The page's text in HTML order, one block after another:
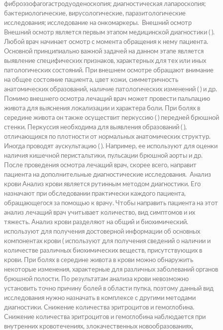
фиброэзофагогастродуоденоскопия; диагностическая лапароскопия;
бактериологические, вирусологические, паразитологические
исследования; исследование на онкомаркеры. Внешний осмотр
Внешний осмотр является первым этапом медицинской диагностики ( ).
Любой врач начинает осмотр с момента обращения к нему пациента.
Основной принципиально важной задачей на данном этапе является
выявление специфических признаков, характерных для тех или иных
патологических состояний. При внешнем осмотре обращают внимание
на общее состояние пациента, цвет кожи, симметричность
анатомических образований, наличие патологических изменений ( ) и др.
Помимо внешнего осмотра лечащий врач может провести пальпацию
живота для выяснения локализации и характера боли. При болях в
середине живота он также осуществит перкуссию ( ) передней брюшной
стенки. Перкуссия необходима для выявления образований ( ),
отличающихся по плотности от нормальных анатомических структур.
Иногда проводят аускультацию ( ). Например, ее используют для оценки
наличия кишечной перистальтики, пульсации брюшной аорты и др.
После проведения осмотра лечащий врач, скорее всего, направит
пациента на дополнительные диагностические исследования. Анализ
крови Анализ крови является рутинным методом диагностики. Его
назначают при обследовании практически каждого пациента,
обращающегося за помощью к врачу. Чтобы направить пациента на этот
анализ лечащий врач учитывает количество, вид симптомов и их
тяжесть. Анализ крови разделяют на общий и биохимический.
используют для получения достоверной информации об основных
компонентах крови ( используют для получения сведений о наличии и
количестве различных биохимических веществ, присутствующих в
крови. При болях в середине живота в крови можно обнаружить
некоторые изменения, характерные для различных заболеваний органов
брюшной полости. По результатам анализа крови невозможно
установить точно причину болей в области пупка, поэтому данный вид
исследования нужно назначать в комплексе с другими методами
диагностики. Снижение количества эритроцитов и гемоглобина.
Снижение количества эритроцитов и гемоглобина наблюдается при
внутренних кровотечениях, злокачественных новообразованиях,